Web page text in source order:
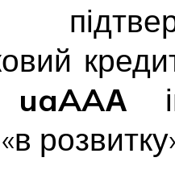
uaAAА